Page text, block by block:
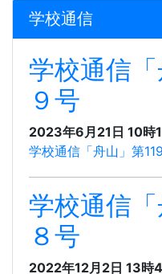
学校通信
学校通信
９号
2023年6月21日 10時
学校通信「舟山」第
学校通信
８号
2022年12月2日 13時